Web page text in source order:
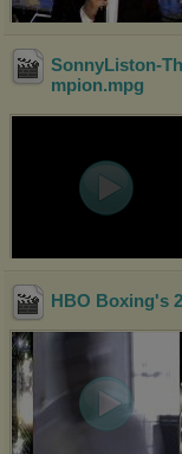
SonnyListon-
mpion.mpg
HBO Boxing's